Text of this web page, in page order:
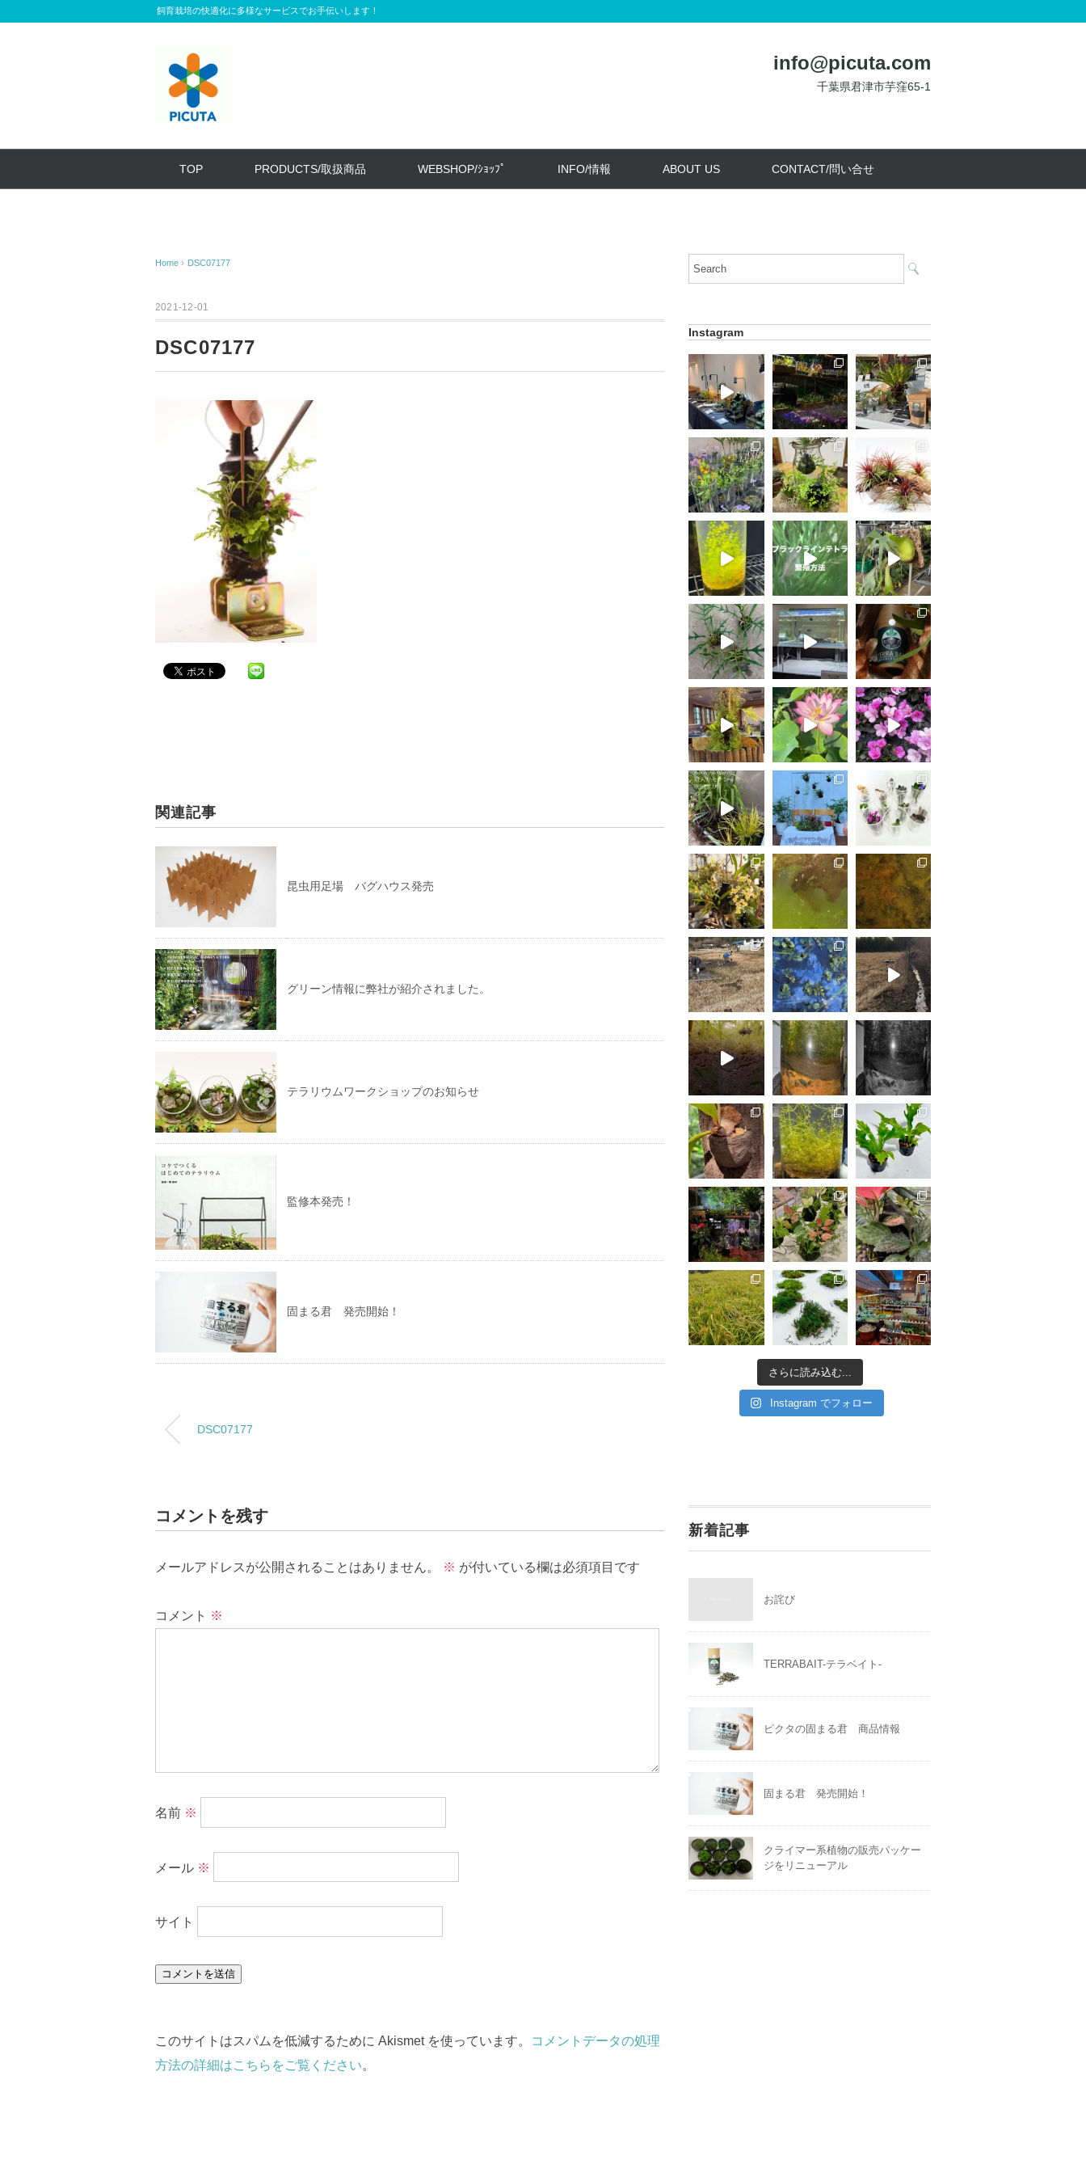
飼育栽培の快適化に多様なサービスでお手伝いします！
info@picuta.com
千葉県君津市芋窪65-1
TOP PRODUCTS/取扱商品 WEBSHOP/ｼｮｯﾌﾟ INFO/情報 ABOUT US CONTACT/問い合せ
Home › DSC07177
2021-12-01
DSC07177
関連記事
昆虫用足場 バグハウス発売
グリーン情報に弊社が紹介されました。
テラリウムワークショップのお知らせ
監修本発売！
固まる君 発売開始！
DSC07177
コメントを残す
メールアドレスが公開されることはありません。 ※ が付いている欄は必須項目です
コメント ※
名前 ※
メール ※
サイト
このサイトはスパムを低減するために Akismet を使っています。
コメントデータの処理
方法の詳細はこちらをご覧ください。
Instagram
さらに読み込む...
Instagram でフォロー
新着記事
お詫び
TERRABAIT-テラベイト-
ピクタの固まる君 商品情報
固まる君 発売開始！
クライマー系植物の販売パッケー
ジをリニューアル